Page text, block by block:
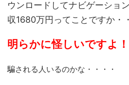
ウンロードしてナビゲーショ
収1680万円ってことですか・
明らかに怪しいですよ！
騙される人いるのかな・・・・